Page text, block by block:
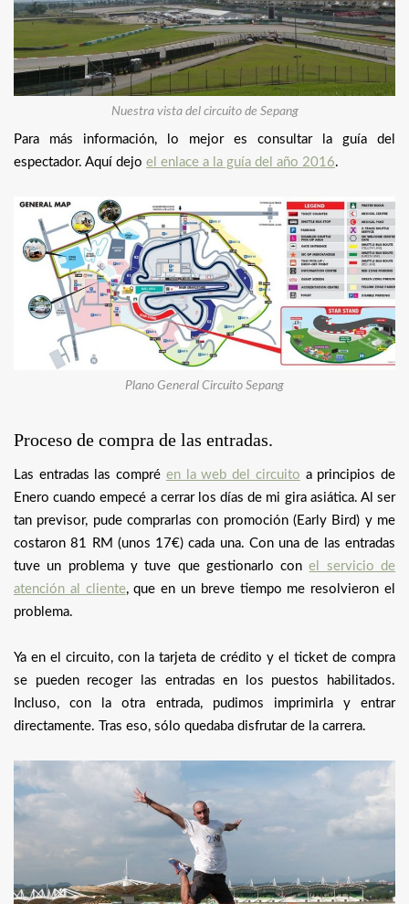
Nuestra vista del circuito de Sepang
Para más información, lo mejor es consultar la guía del
espectador. Aquí dejo el enlace a la guía del año 2016.
Plano General Circuito Sepang
Proceso de compra de las entradas.
Las entradas las compré en la web del circuito a principios de
Enero cuando empecé a cerrar los días de mi gira asiática. Al ser
tan previsor, pude comprarlas con promoción (Early Bird) y me
costaron 81 RM (unos 17€) cada una. Con una de las entradas
tuve un problema y tuve que gestionarlo conel servicio de
atención al cliente, que en un breve tiempo me resolvieron el
problema.
Ya en el circuito, con la tarjeta de crédito y el ticket de compra
se pueden recoger las entradas en los puestos habilitados.
Incluso, con la otra entrada, pudimos imprimirla y entrar
directamente. Tras eso, sólo quedaba disfrutar de la carrera.